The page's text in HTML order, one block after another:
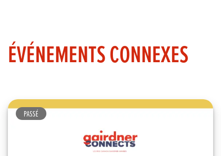
ÉVÉNEMENTS CONNEXES
PASSÉ